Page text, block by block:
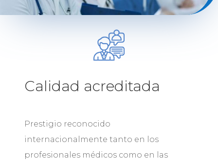
Calidad acreditada
Prestigio reconocido
internacionalmente tanto en los
profesionales médicos como en las